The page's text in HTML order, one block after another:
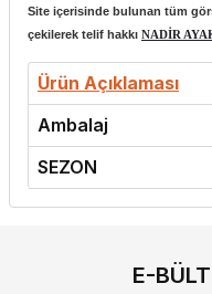
Site içerisinde bulunan tüm
çekilerek telif hakkı NADİR
Ürün Açıklaması
Ambalaj
SEZON
E-